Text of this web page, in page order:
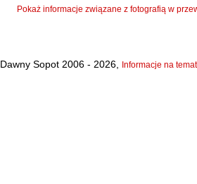
Pokaż informacje związane z fotografią w
Dawny Sopot 2006 - 2026, Informacje na